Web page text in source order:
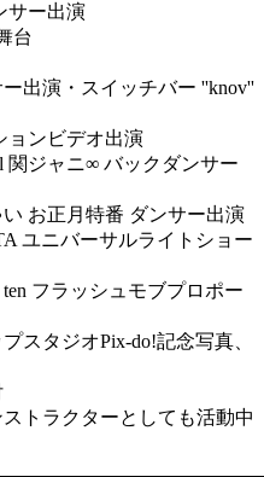
サー出演
台
出演・スイッチバー ''knov''
ョンビデオ出演
関ジャニ∞ バックダンサー
お正月特番 ダンサー出演
ユニバーサルライトショー
フラッシュモブプロポー
スタジオPix-do!記念写真、
トラクターとしても活動中